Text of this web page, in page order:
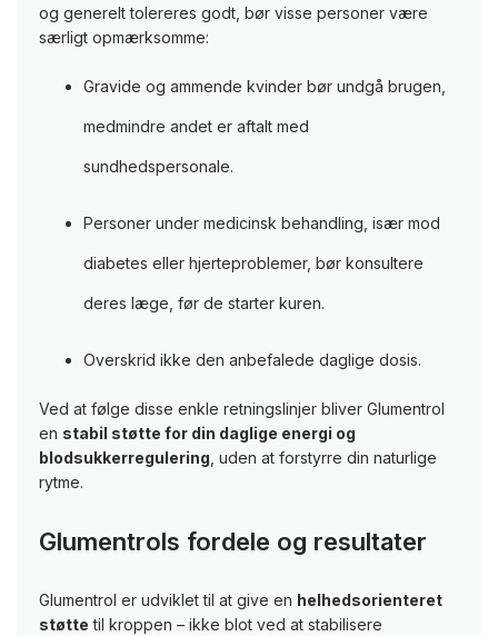
og generelt tolereres godt, bør visse personer være
særligt opmærksomme:
Gravide og ammende kvinder bør undgå brugen,
medmindre andet er aftalt med
sundhedspersonale.
Personer under medicinsk behandling, især mod
diabetes eller hjerteproblemer, bør konsultere
deres læge, før de starter kuren.
Overskrid ikke den anbefalede daglige dosis.
Ved at følge disse enkle retningslinjer bliver Glumentrol
en stabil støtte for din daglige energi og
blodsukkerregulering , uden at forstyrre din naturlige
rytme.
Glumentrols fordele og resultater
Glumentrol er udviklet til at give en helhedsorienteret
støtte til kroppen – ikke blot ved at stabilisere